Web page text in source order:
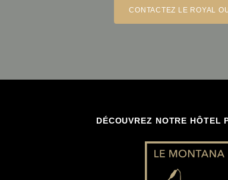
CONTACTEZ LE ROYAL
DÉCOUVREZ NOTRE HÔTEL